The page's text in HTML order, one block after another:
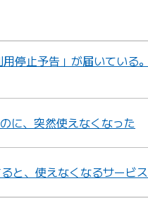
停止予告」が届いている
に、突然使えなくなった
と、使えなくなるサービ